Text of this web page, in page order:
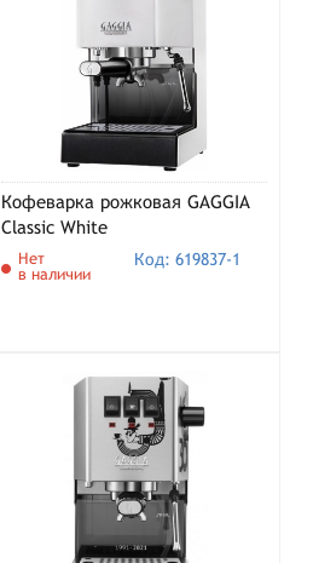
Кофеварка рожковая GAGGIA
Classic White
Нет
в наличии
Код: 619837-1